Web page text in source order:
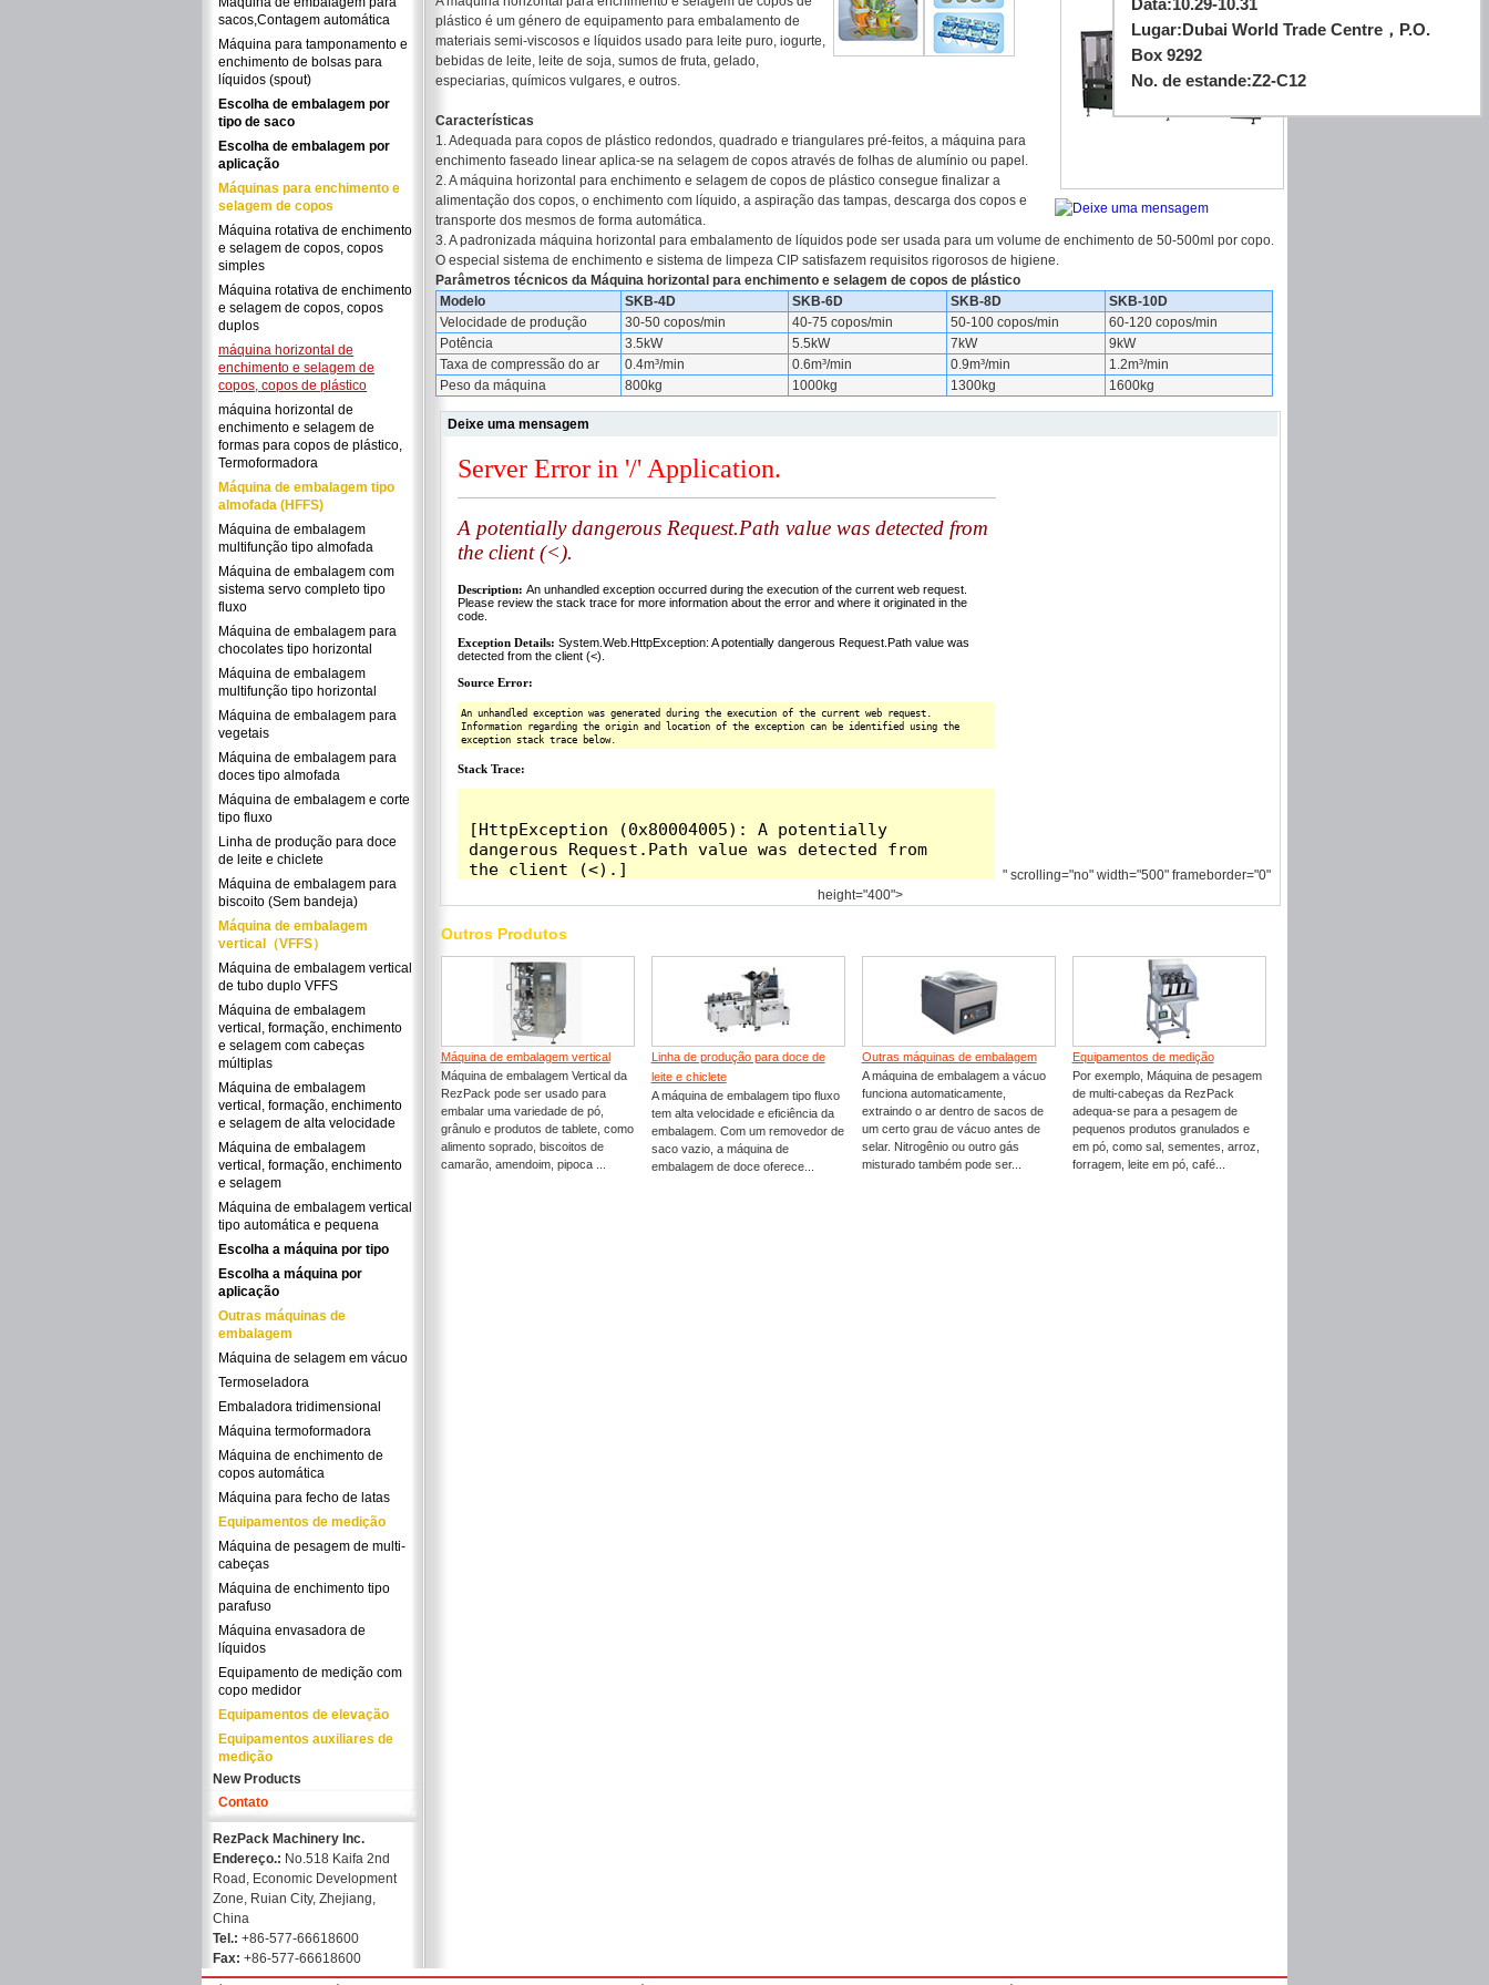
Data:10.29-10.31
Lugar:Dubai World Trade Centre，P.O.
Box 9292
No. de estande:Z2-C12
sacos,Contagem automática
Máquina para tamponamento e
enchimento de bolsas para
líquidos (spout)
Escolha de embalagem por
tipo de saco
Escolha de embalagem por
aplicação
Máquinas para enchimento e
selagem de copos
Máquina rotativa de enchimento
e selagem de copos, copos
simples
Máquina rotativa de enchimento
e selagem de copos, copos
duplos
máquina horizontal de
enchimento e selagem de
copos, copos de plástico
máquina horizontal de
enchimento e selagem de
formas para copos de plástico,
Termoformadora
Máquina de embalagem tipo
almofada (HFFS)
Máquina de embalagem
multifunção tipo almofada
Máquina de embalagem com
sistema servo completo tipo
fluxo
Máquina de embalagem para
chocolates tipo horizontal
Máquina de embalagem
multifunção tipo horizontal
Máquina de embalagem para
vegetais
Máquina de embalagem para
doces tipo almofada
Máquina de embalagem e corte
tipo fluxo
Linha de produção para doce
de leite e chiclete
Máquina de embalagem para
biscoito (Sem bandeja)
Máquina de embalagem
vertical（VFFS）
Máquina de embalagem vertical
de tubo duplo VFFS
Máquina de embalagem
vertical, formação, enchimento
e selagem com cabeças
múltiplas
Máquina de embalagem
vertical, formação, enchimento
e selagem de alta velocidade
Máquina de embalagem
vertical, formação, enchimento
e selagem
Máquina de embalagem vertical
tipo automática e pequena
Escolha a máquina por tipo
Escolha a máquina por
aplicação
Outras máquinas de
embalagem
Máquina de selagem em vácuo
Termoseladora
Embaladora tridimensional
Máquina termoformadora
Máquina de enchimento de
copos automática
Máquina para fecho de latas
Equipamentos de medição
Máquina de pesagem de multi-
cabeças
Máquina de enchimento tipo
parafuso
Máquina envasadora de
líquidos
Equipamento de medição com
copo medidor
Equipamentos de elevação
Equipamentos auxiliares de
medição
New Products
Contato
RezPack Machinery Inc.
Endereço.: No.518 Kaifa 2nd
Road, Economic Development
Zone, Ruian City, Zhejiang,
China
Tel.: +86-577-66618600
Fax: +86-577-66618600
plástico é um género de equipamento para embalamento de
materiais semi-viscosos e líquidos usado para leite puro, iogurte,
bebidas de leite, leite de soja, sumos de fruta, gelado,
especiarias, químicos vulgares, e outros.
Características
1. Adequada para copos de plástico redondos, quadrado e triangulares pré-feitos, a máquina para
enchimento faseado linear aplica-se na selagem de copos através de folhas de alumínio ou papel.
2. A máquina horizontal para enchimento e selagem de copos de plástico consegue finalizar a
alimentação dos copos, o enchimento com líquido, a aspiração das tampas, descarga dos copos e
transporte dos mesmos de forma automática.
3. A padronizada máquina horizontal para embalamento de líquidos pode ser usada para um volume de enchimento de 50-500ml por copo.
O especial sistema de enchimento e sistema de limpeza CIP satisfazem requisitos rigorosos de higiene.
Parâmetros técnicos da Máquina horizontal para enchimento e selagem de copos de plástico
Modelo
SKB-4D SKB-6D SKB-8D
SKB-10D
Velocidade de produção
30-50 copos/min 40-75 copos/min 50-100 copos/min
60-120 copos/min
Potência
3.5kW 5.5kW 7kW
9kW
Taxa de compressão do ar
0.4m³/min 0.6m³/min 0.9m³/min
1.2m³/min
Peso da máquina
800kg 1000kg 1300kg 1600kg
Deixe uma mensagem
" scrolling="no" width="500" frameborder="0"
height="400">
Outros Produtos
Máquina de embalagem vertical
Máquina de embalagem Vertical da
RezPack pode ser usado para
embalar uma variedade de pó,
grânulo e produtos de tablete, como
alimento soprado, biscoitos de
camarão, amendoim, pipoca ...
Linha de produção para doce de
leite e chiclete
A máquina de embalagem tipo fluxo
tem alta velocidade e eficiência da
embalagem. Com um removedor de
saco vazio, a máquina de
embalagem de doce oferece...
Outras máquinas de embalagem
A máquina de embalagem a vácuo
funciona automaticamente,
extraindo o ar dentro de sacos de
um certo grau de vácuo antes de
selar. Nitrogênio ou outro gás
misturado também pode ser...
Equipamentos de medição
Por exemplo, Máquina de pesagem
de multi-cabeças da RezPack
adequa-se para a pesagem de
pequenos produtos granulados e
em pó, como sal, sementes, arroz,
forragem, leite em pó, café...